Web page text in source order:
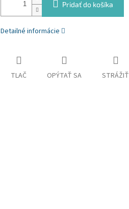
Pridať do košíka
Detailné informácie
TLAČ OPÝTAŤ SA STRÁŽIŤ